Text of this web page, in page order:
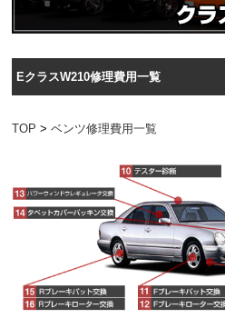
EクラスW210修理費用一覧
TOP >ベンツ修理費用一覧